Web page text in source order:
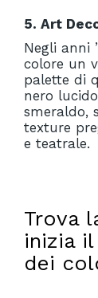
5. Art
Negli anni
colore un
palette di
nero
smeraldo,
texture
e teatrale.
Trova
inizia
dei